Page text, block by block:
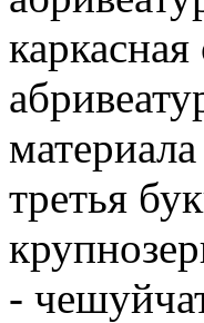
третья
-